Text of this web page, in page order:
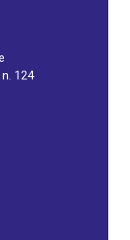
124